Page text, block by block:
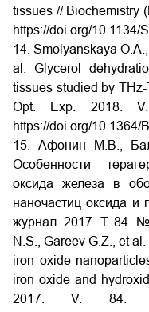
tissues // Biochemistry
https://doi.org/10.1134/
14. Smolyanskaya
al. Glycerol
tissues studied by
Opt. Exp. 2018.
https://doi.org/10.1364/
15. Афонин М.В.,
Особенности
оксида железа в
наночастиц оксида и
журнал. 2017. Т. 84.
N.S., Gareev G.Z., et
iron oxide
iron oxide and
2017. V.